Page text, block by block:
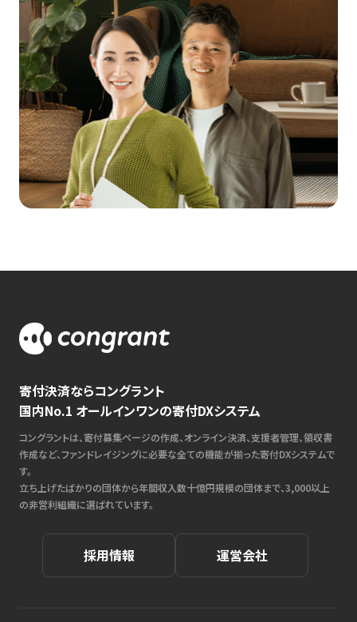
寄付決済ならコングラント
国内No.1 オールインワンの寄付DXシステム
コングラントは、寄付募集ページの作成、オンライン決済、支援者管理、領収書
作成など、ファンドレイジングに必要な全ての機能が揃った寄付DXシステムで
す。
立ち上げたばかりの団体から年間収入数十億円規模の団体まで、3,000以上
の非営利組織に選ばれています。
採用情報 運営会社